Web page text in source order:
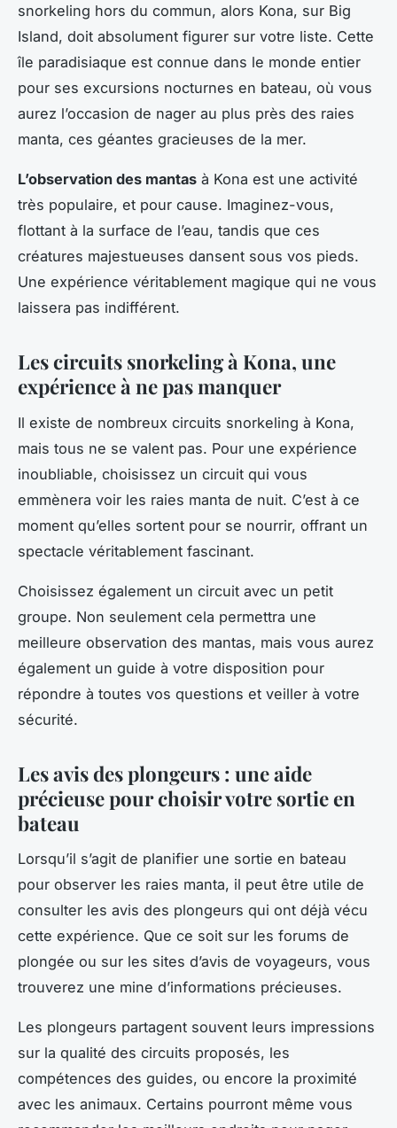
snorkeling hors du commun, alors Kona, sur Big
Island, doit absolument figurer sur votre liste. Cette
île paradisiaque est connue dans le monde entier
pour ses excursions nocturnes en bateau, où vous
aurez l’occasion de nager au plus près des raies
manta, ces géantes gracieuses de la mer.
L’observation des mantas à Kona est une activité
très populaire, et pour cause. Imaginez-vous,
flottant à la surface de l’eau, tandis que ces
créatures majestueuses dansent sous vos pieds.
Une expérience véritablement magique qui ne vous
laissera pas indifférent.
Les circuits snorkeling à Kona, une
expérience à ne pas manquer
Il existe de nombreux circuits snorkeling à Kona,
mais tous ne se valent pas. Pour une expérience
inoubliable, choisissez un circuit qui vous
emmènera voir les raies manta de nuit. C’est à ce
moment qu’elles sortent pour se nourrir, offrant un
spectacle véritablement fascinant.
Choisissez également un circuit avec un petit
groupe. Non seulement cela permettra une
meilleure observation des mantas, mais vous aurez
également un guide à votre disposition pour
répondre à toutes vos questions et veiller à votre
sécurité.
Les avis des plongeurs : une aide
précieuse pour choisir votre sortie en
bateau
Lorsqu’il s’agit de planifier une sortie en bateau
pour observer les raies manta, il peut être utile de
consulter les avis des plongeurs qui ont déjà vécu
cette expérience. Que ce soit sur les forums de
plongée ou sur les sites d’avis de voyageurs, vous
trouverez une mine d’informations précieuses.
Les plongeurs partagent souvent leurs impressions
sur la qualité des circuits proposés, les
compétences des guides, ou encore la proximité
avec les animaux. Certains pourront même vous